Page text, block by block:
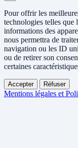
Pour offrir les
technologies telles que
informations des
nous permettra de
navigation ou les ID
ou de retirer son
certaines
Accepter Réfuser
Mentions légales et